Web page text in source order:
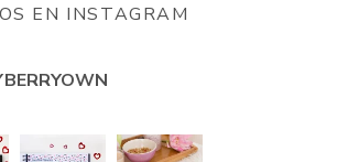
EN INSTAGRAM